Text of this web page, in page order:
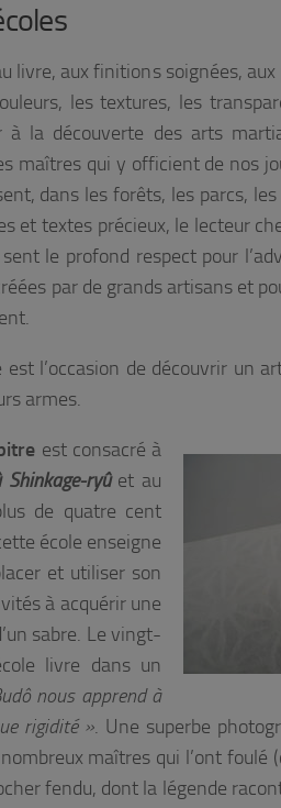
livre, aux finitions soignées,
les textures, les
la découverte des arts
maîtres qui y officient de nos
dans les forêts, les parcs,
et textes précieux, le lecteur
le profond respect pour
par de grands artisans et
est l’occasion de découvrir un
armes.
est consacré à
Shinkage-ryûet au
de quatre cent
école enseigne
et utiliser son
à acquérir une
sabre. Le vingt-
livre dans un
nous apprend à
rigidité ». Une superbe
maîtres qui l’ont foulé
fendu, dont la légende